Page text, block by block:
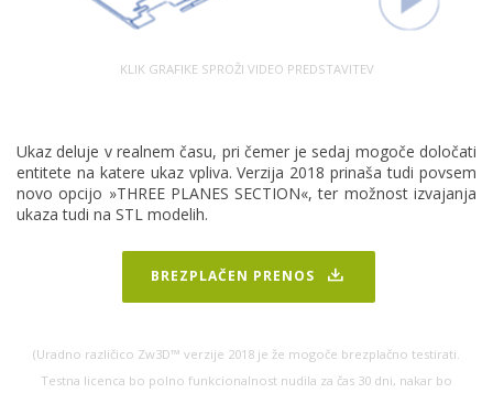
KLIK GRAFIKE SPROŽI VIDEO PREDSTAVITEV
Ukaz deluje v realnem času, pri čemer je sedaj mogoče določati
entitete na katere ukaz vpliva. Verzija 2018 prinaša tudi povsem
novo opcijo »THREE PLANES SECTION«, ter možnost izvajanja
ukaza tudi na STL modelih.
BREZPLAČEN PRENOS
(Uradno različico Zw3D™ verzije 2018 je že mogoče brezplačno testirati.
Testna licenca bo polno funkcionalnost nudila za čas 30 dni, nakar bo